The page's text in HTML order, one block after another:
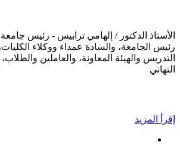
التهاني
إقرأ المزيد